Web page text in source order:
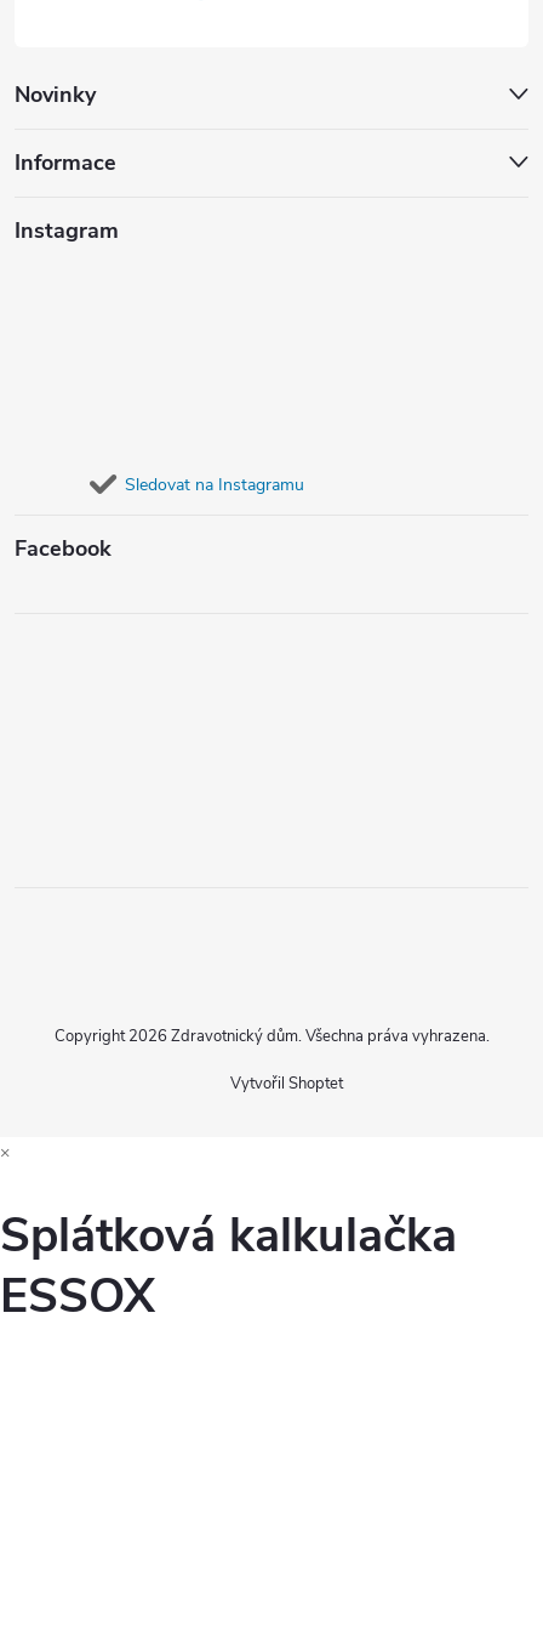
Novinky
Informace
Instagram
Sledovat na Instagramu
Facebook
Vytvořil Shoptet
Copyright 2026 Zdravotnický dům. Všechna práva vyhrazena.
×
Splátková kalkulačka
ESSOX